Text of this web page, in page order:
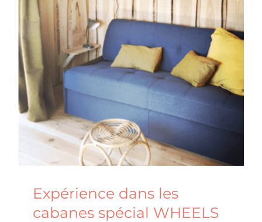
Evénement News
Expérience dans les
cabanes spécial WHEELS